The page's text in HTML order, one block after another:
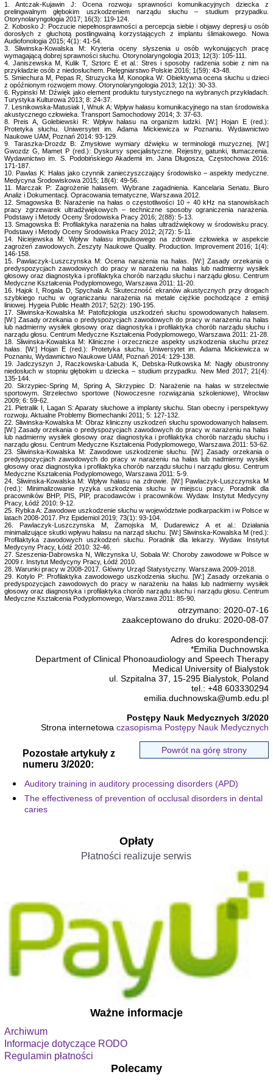
1. Antczak-Kujawin J: Ocena rozwoju sprawności komunikacyjnych dziecka z
prelingwalnym głębokim uszkodzeniem narządu słuchu – studium przypadku.
Otorynolaryngologia 2017; 16(3): 119-124.
2. Kobosko J: Poczucie niepełnosprawności a percepcja siebie i objawy depresji u osób
dorosłych z głuchotą postlingwalną korzystających z implantu ślimakowego. Nowa
Audiofonologia 2015; 4(1): 41-54.
3. Sliwinska-Kowalska M: Kryteria oceny słyszenia u osób wykonujących pracę
wymagającą dobrej sprawności słuchu. Otorynolaryngologia 2013; 12(3): 105-111.
4. Janiszewska M, Kulik T, Sztorc E et al.: Stres i sposoby radzenia sobie z nim na
przykładzie osób z niedosłuchem. Pielęgniarstwo Polskie 2016; 1(59): 43-48.
5. Smiechura M, Pepas R, Struzycka M, Konopka W: Obiektywna ocena słuchu u dzieci
z opóźnionym rozwojem mowy. Otorynolaryngologia 2013; 12(1): 30-33.
6. Rypinski M: Dźwięk jako element produktu turystycznego na wybranych przykładach.
Turystyka Kulturowa 2013; 8: 24-37.
7. Lesnikowska-Matusiak I, Wnuk A: Wpływ hałasu komunikacyjnego na stan środowiska
akustycznego człowieka. Transport Samochodowy 2014; 3: 37-63.
8. Preis A, Golebiewski R: Wpływ hałasu na organizm ludzki. [W:] Hojan E (red.):
Protetyka słuchu. Uniwersytet im. Adama Mickiewicza w Poznaniu. Wydawnictwo
Naukowe UAM, Poznań 2014: 93-129.
9. Taraszka-Drozdz B: Zmysłowe wymiary dźwięku w terminologii muzycznej. [W:]
Gwozdz G, Mamet P (red.): Dyskursy specjalistyczne. Rejestry, gatunki, tłumaczenia.
Wydawnictwo im. S. Podobińskiego Akademii im. Jana Długosza, Częstochowa 2016:
171-187.
10. Pawlas K: Hałas jako czynnik zanieczyszczający środowisko – aspekty medyczne.
Medycyna Środowiskowa 2015; 18(4): 49-56.
11. Marczak P: Zagrożenie hałasem. Wybrane zagadnienia. Kancelaria Senatu. Biuro
Analiz i Dokumentacji. Opracowania tematyczne, Warszawa 2012.
12. Smagowska B: Narażenie na hałas o częstotliwości 10 ÷ 40 kHz na stanowiskach
pracy zgrzewarek ultradźwiękowych – techniczne sposoby ograniczenia narażenia.
Podstawy i Metody Oceny Środowiska Pracy 2016; 2(88): 5-13.
13. Smagowska B: Profilaktyka narażenia na hałas ultradźwiękowy w środowisku pracy.
Podstawy i Metody Oceny Środowiska Pracy 2012; 2(72): 5-11.
14. Niciejewska M: Wpływ hałasu impulsowego na zdrowie człowieka w aspekcie
zagrożeń zawodowych. Zeszyty Naukowe Quality. Production. Improvement 2016; 1(4):
146-158.
15. Pawlaczyk-Luszczynska M: Ocena narażenia na hałas. [W:] Zasady orzekania o
predyspozycjach zawodowych do pracy w narażeniu na hałas lub nadmierny wysiłek
głosowy oraz diagnostyka i profilaktyka chorób narządu słuchu i narządu głosu. Centrum
Medyczne Kształcenia Podyplomowego, Warszawa 2011: 11-20.
16. Hajok I, Rogala D, Spychala A: Skuteczność ekranów akustycznych przy drogach
szybkiego ruchu w ograniczaniu narażenia na metale ciężkie pochodzące z emisji
liniowej. Hygeia Public Health 2017; 52(2): 190-195.
17. Sliwinska-Kowalska M: Patofizjologia uszkodzeń słuchu spowodowanych hałasem.
[W:] Zasady orzekania o predyspozycjach zawodowych do pracy w narażeniu na hałas
lub nadmierny wysiłek głosowy oraz diagnostyka i profilaktyka chorób narządu słuchu i
narządu głosu. Centrum Medyczne Kształcenia Podyplomowego, Warszawa 2011: 21-28.
18. Sliwinska-Kowalska M: Kliniczne i orzecznicze aspekty uszkodzenia słuchu przez
hałas. [W:] Hojan E (red.): Protetyka słuchu. Uniwersytet im. Adama Mickiewicza w
Poznaniu, Wydawnictwo Naukowe UAM, Poznań 2014: 129-138.
19. Jadczyszyn J, Raczkowska-Labuda K, Debska-Rutkowska M: Nagły obustronny
niedosłuch w stopniu głębokim u dziecka – studium przypadku. New Med 2017; 21(4):
135-144.
20. Skrzypiec-Spring M, Spring A, Skrzypiec D: Narażenie na hałas w strzelectwie
sportowym. Strzelectwo sportowe (Nowoczesne rozwiązania szkoleniowe), Wrocław
2009; 6: 59-62.
21. Pietralik I, Lagan S: Aparaty słuchowe a implanty słuchu. Stan obecny i perspektywy
rozwoju. Aktualne Problemy Biomechaniki 2011; 5: 127-132.
22. Sliwinska-Kowalska M: Obraz kliniczny uszkodzeń słuchu spowodowanych hałasem.
[W:] Zasady orzekania o predyspozycjach zawodowych do pracy w narażeniu na hałas
lub nadmierny wysiłek głosowy oraz diagnostyka i profilaktyka chorób narządu słuchu i
narządu głosu. Centrum Medyczne Kształcenia Podyplomowego, Warszawa 2011: 53-62.
23. Sliwinska-Kowalska M: Zawodowe uszkodzenie słuchu. [W:] Zasady orzekania o
predyspozycjach zawodowych do pracy w narażeniu na hałas lub nadmierny wysiłek
głosowy oraz diagnostyka i profilaktyka chorób narządu słuchu i narządu głosu. Centrum
Medyczne Kształcenia Podyplomowego, Warszawa 2011: 5-9.
24. Sliwinska-Kowalska M: Wpływ hałasu na zdrowie. [W:] Pawlaczyk-Luszczynska M
(red.): Minimalizowanie ryzyka uszkodzenia słuchu w miejscu pracy. Poradnik dla
pracowników BHP, PIS, PIP, pracodawców i pracowników. Wydaw. Instytut Medycyny
Pracy, Łódź 2010: 9-12.
25. Rybka A: Zawodowe uszkodzenie słuchu w województwie podkarpackim i w Polsce w
latach 2008-2017. Prz Epidemiol 2019; 73(1): 93-104.
26. Pawlaczyk-Luszczynska M, Zamojska M, Dudarewicz A et al.: Działania
minimalizujące skutki wpływu hałasu na narząd słuchu. [W:] Sliwinska-Kowalska M (red.):
Profilaktyka zawodowych uszkodzeń słuchu. Poradnik dla lekarzy. Wydaw. Instytut
Medycyny Pracy, Łódź 2010: 32-46.
27. Szeszenia-Dabrowska N, Wilczynska U, Sobala W: Choroby zawodowe w Polsce w
2009 r. Instytut Medycyny Pracy, Łódź 2010.
28. Warunki pracy w 2008-2017. Główny Urząd Statystyczny. Warszawa 2009-2018.
29. Kotylo P: Profilaktyka zawodowego uszkodzenia słuchu. [W:] Zasady orzekania o
predyspozycjach zawodowych do pracy w narażeniu na hałas lub nadmierny wysiłek
głosowy oraz diagnostyka i profilaktyka chorób narządu słuchu i narządu głosu. Centrum
Medyczne Kształcenia Podyplomowego, Warszawa 2011: 85-90.
otrzymano: 2020-07-16
zaakceptowano do druku: 2020-08-07
Adres do korespondencji:
*Emilia Duchnowska
Department of Clinical Phonoaudiology and Speech Therapy
Medical University of Bialystok
ul. Szpitalna 37, 15-295 Bialystok, Poland
tel.: +48 603330294
emilia.duchnowska@umb.edu.pl
Postępy Nauk Medycznych 3/2020
Strona internetowaczasopisma Postępy Nauk Medycznych
Powrót na górę strony
Pozostałe artykuły z
numeru 3/2020:
Auditory training in auditory processing disorders (APD)
The effectiveness of prevention of occlusal disorders in dental
caries
Opłaty
Płatności realizuje serwis
Ważne informacje
Archiwum
Informacje dotyczące RODO
Regulamin płatności
Polecamy